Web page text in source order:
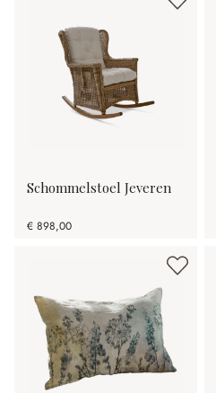
Schommelstoel Jeveren
€ 898,00